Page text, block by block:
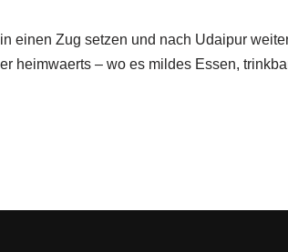
einen Zug setzen und nach Udaipur
heimwaerts – wo es mildes Essen,